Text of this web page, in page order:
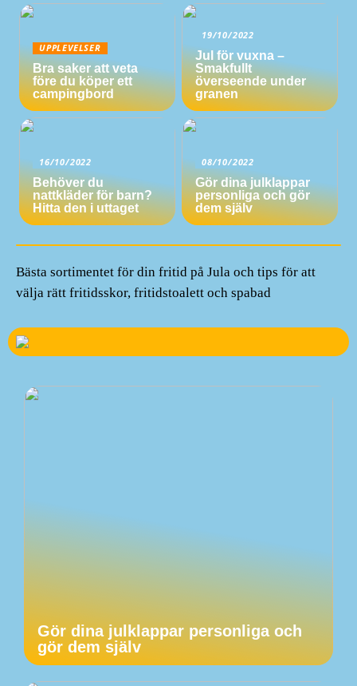
UPPLEVELSER
Bra saker att veta
före du köper ett
campingbord
19/10/2022
Jul för vuxna –
Smakfullt
överseende under
granen
16/10/2022
Behöver du
nattkläder för barn?
Hitta den i uttaget
08/10/2022
Gör dina julklappar
personliga och gör
dem själv
Bästa sortimentet för din fritid på Jula och tips för att
välja rätt fritidsskor, fritidstoalett och spabad
Gör dina julklappar personliga och
gör dem själv